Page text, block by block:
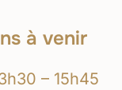
à venir
– 15h45